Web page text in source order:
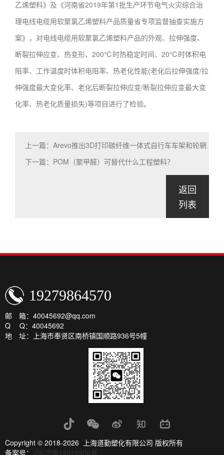
乙烯塑料》及《河南省2019年第1批生产环节电气火灾综合治
理电线电缆用软聚氯乙烯塑料产品质量省专项监督抽查实施方
案》，对电线电缆用软聚氯乙烯塑料产品的外观、拉伸强度、
断裂拉伸应变、热变形、200℃时热稳定时间、20℃时体积电
阻率、工作温度时体积电阻率、热老化性能(老化后拉伸强度/拉
伸强度最大变化率、老化后断裂拉伸应变/断裂拉伸应变最大变
化率、热老化质量损失)等项目进行了检验。
上一篇：Arevo推出3D打印碳纤维一体式自行车车架和轮辋
下一篇：POM（聚甲醛）可替代什么工程塑料？
返回
列表
19279864570
邮 箱：40045692@qq.com
Q Q：40045692
地 址：上海市奉贤区南桥镇国顺路936号5幢
Copyright © 2018-2026 上海道勤塑化有限公司 版权所有
备案号： 沪ICP备19016906号